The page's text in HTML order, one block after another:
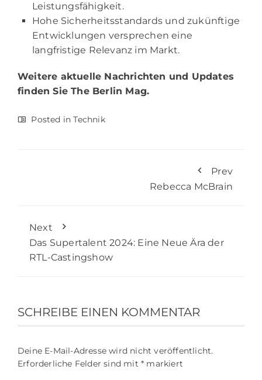
Leistungsfähigkeit.
Hohe Sicherheitsstandards und zukünftige
Entwicklungen versprechen eine
langfristige Relevanz im Markt.
Weitere aktuelle Nachrichten und Updates
finden SieThe Berlin Mag.
Posted inTechnik
Prev
Rebecca McBrain
Next
Das Supertalent 2024: Eine Neue Ära der
RTL-Castingshow
SCHREIBE EINEN KOMMENTAR
Deine E-Mail-Adresse wird nicht veröffentlicht.
Erforderliche Felder sind mit * markiert